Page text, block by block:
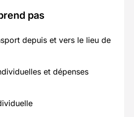
pas
depuis et vers le lieu de
et dépenses